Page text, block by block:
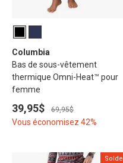
Columbia
Bas de sous-vêtement
thermique Omni-Heat™ pour
femme
39,95$ 69,95$
Vous économisez 42%
Solde